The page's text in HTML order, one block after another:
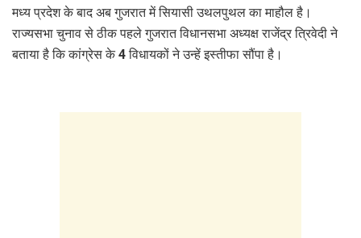
मध्य प्रदेश के बाद अब गुजरात में सियासी उथलपुथल का माहौल है।
राज्यसभा चुनाव से ठीक पहले गुजरात विधानसभा अध्यक्ष राजेंद्र त्रिवेदी ने
बताया है कि कांग्रेस के 4 विधायकों ने उन्हें इस्तीफा सौंपा है।